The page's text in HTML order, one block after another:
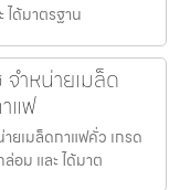
ด้มาตรฐาน
ำหน่ายเมล็ด
แฟ
ยเมล็ดกาแฟคั่ว เกรด
อม และ ได้มาต